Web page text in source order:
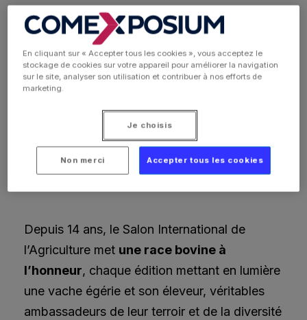
Rencontrez la vache égérie de cette année et
découvrez les icônes des années précédentes. Un
voyage à travers le temps!
Depuis 14 ans, le Salon International de
l’Agriculture met une race bovine à
l’honneur, chaque édition mettant en lumière
une vache égérie et son éleveur, véritables
ambassadeurs de leur terroir et de la diversité
En cliquant sur « Accepter tous les cookies », vous acceptez le
stockage de cookies sur votre appareil pour améliorer la navigation
sur le site, analyser son utilisation et contribuer à nos efforts de
marketing.
Je choisis
Non merci Accepter tous les cookies